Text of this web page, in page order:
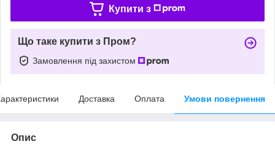
Купити з
Що таке купити з Пром?
Замовлення під захистом
Доставка Оплата Умови повернення
Опис